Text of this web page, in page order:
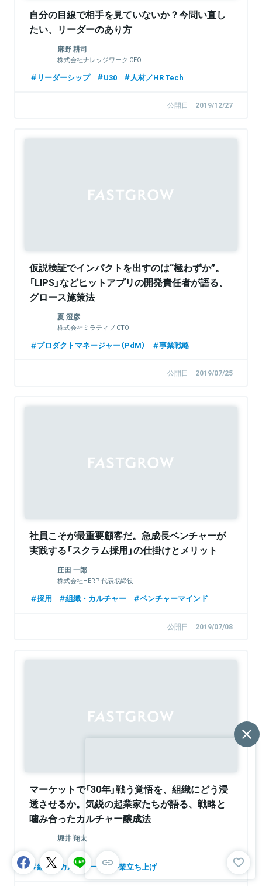
自分の目線で相手を見ていないか？今問い直し
たい、リーダーのあり方
麻野 耕司
株式会社ナレッジワーク CEO
リーダーシップ U30 人材／HR Tech
公開日 2019/12/27
仮説検証でインパクトを出すのは“極わずか”。
「LIPS」などヒットアプリの開発責任者が語る、
グロース施策法
夏 澄彦
株式会社ミラティブ CTO
プロダクトマネージャー（PdM） 事業戦略
公開日 2019/07/25
社員こそが最重要顧客だ。急成長ベンチャーが
実践する「スクラム採用」の仕掛けとメリット
庄田 一郎
株式会社HERP 代表取締役
採用 組織・カルチャー ベンチャーマインド
公開日 2019/07/08
マーケットで「30年」戦う覚悟を、組織にどう浸
透させるか。気鋭の起業家たちが語る、戦略と
噛み合ったカルチャー醸成法
堀井 翔太
組織・カルチャー 事業立ち上げ